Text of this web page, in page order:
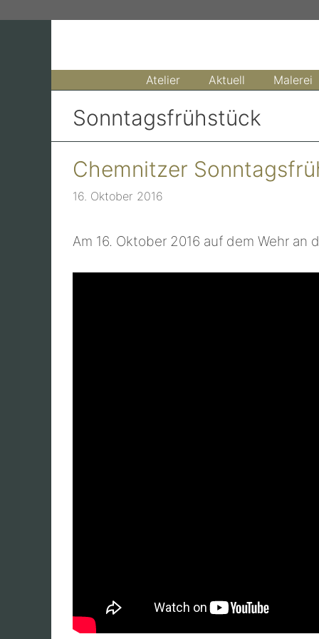
Atelier Aktuell Malerei
Sonntagsfrühstück
Chemnitzer
16. Oktober 2016
Am 16. Oktober 2016 auf dem Wehr an